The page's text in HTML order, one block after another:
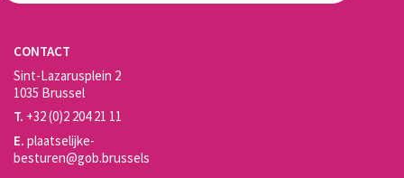
CONTACT
Sint-Lazarusplein 2
1035 Brussel
T. +32 (0)2 204 21 11
E. plaatselijke-
besturen@gob.brussels